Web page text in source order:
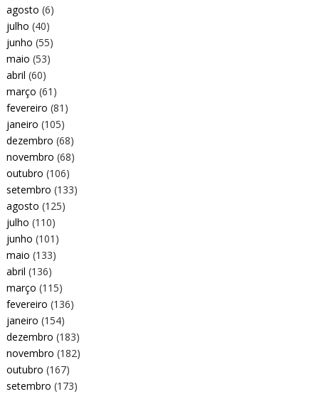
agosto (6)
julho (40)
junho (55)
maio (53)
abril (60)
março (61)
fevereiro (81)
janeiro (105)
dezembro (68)
novembro (68)
outubro (106)
setembro (133)
agosto (125)
julho (110)
junho (101)
maio (133)
abril (136)
março (115)
fevereiro (136)
janeiro (154)
dezembro (183)
novembro (182)
outubro (167)
setembro (173)